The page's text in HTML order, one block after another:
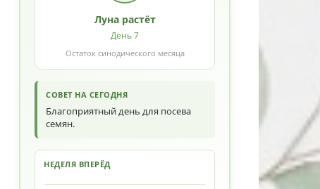
Луна растёт
День 7
Остаток синодического месяца
СОВЕТ НА СЕГОДНЯ
Благоприятный день для посева
семян.
НЕДЕЛЯ ВПЕРЁД